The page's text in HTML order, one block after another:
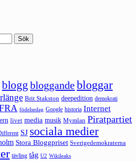
blogg bloggande bloggar
Brit Stakston deepedition demokrati
födelsedag Google historia Internet
livet media musik Mymlan Piratpartiet
SJ sociala medier
Stora Bloggpriset Sverigedemokraterna
tävling tåg U2 Wikileaks